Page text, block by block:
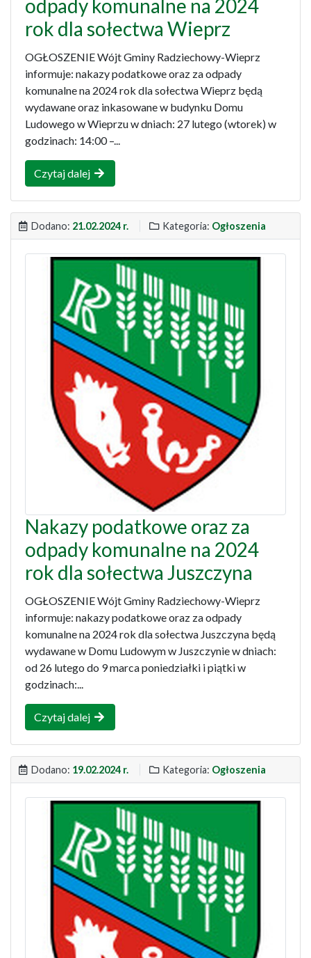
odpady komunalne na 2024
rok dla sołectwa Wieprz
OGŁOSZENIE Wójt Gminy Radziechowy-Wieprz
informuje: nakazy podatkowe oraz za odpady
komunalne na 2024 rok dla sołectwa Wieprz będą
wydawane oraz inkasowane w budynku Domu
Ludowego w Wieprzu w dniach: 27 lutego (wtorek) w
godzinach: 14:00 –...
Czytaj dalej
Dodano: 21.02.2024 r. Kategoria: Ogłoszenia
Nakazy podatkowe oraz za
odpady komunalne na 2024
rok dla sołectwa Juszczyna
OGŁOSZENIE Wójt Gminy Radziechowy-Wieprz
informuje: nakazy podatkowe oraz za odpady
komunalne na 2024 rok dla sołectwa Juszczyna będą
wydawane w Domu Ludowym w Juszczynie w dniach:
od 26 lutego do 9 marca poniedziałki i piątki w
godzinach:...
Czytaj dalej
Dodano: 19.02.2024 r. Kategoria: Ogłoszenia